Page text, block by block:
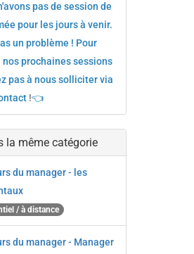
pas de session de
pour les jours à venir.
un problème ! Pour
prochaines sessions
pas à nous solliciter via
!👈
la même catégorie
du manager - les
/ à distance
du manager - Manager